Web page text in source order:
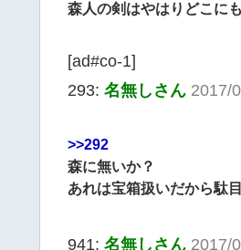
森人の剣はやはりどこに
[ad#co-1]
293: 名無しさん 2017/
>>292
森に無いか？
あれは宝箱扱いだから駄
941: 名無しさん 2017/